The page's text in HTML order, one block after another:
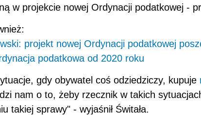
w projekcie nowej Ordynacji podatkowej -
projekt nowej Ordynacji podatkowej
podatkowa od 2020 roku
gdy obywatel coś odziedziczy, kupuje
nam o to, żeby rzecznik w takich
takiej sprawy" - wyjaśnił Świtała.